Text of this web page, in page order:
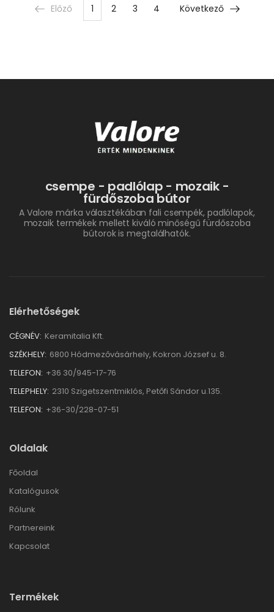
Előző 1 2 3 4 Következő
csempe - padlólap - mozaik -
fürdőszoba bútor
A Valore márka választékában fali csempék, padlólapok,
mozaik termékek mellett kiváló minőségű fürdőszoba
bútorok is megtalálhatók.
Elérhetőségek
CÉGNÉV: Keramitalia Kft.
SZÉKHELY: 6800 Hódmezővásárhely, Kokron József u. 8.
TELEFON: +36 30/945-17-76
TELEPHELY: 2310 Szigetszentmiklós, Petőfi Sándor u.135.
TELEFON: +36-30/228-07-51
Oldalak
Főoldal
Katalógusok
Rólunk
Partnereink
Kapcsolat
Termékek